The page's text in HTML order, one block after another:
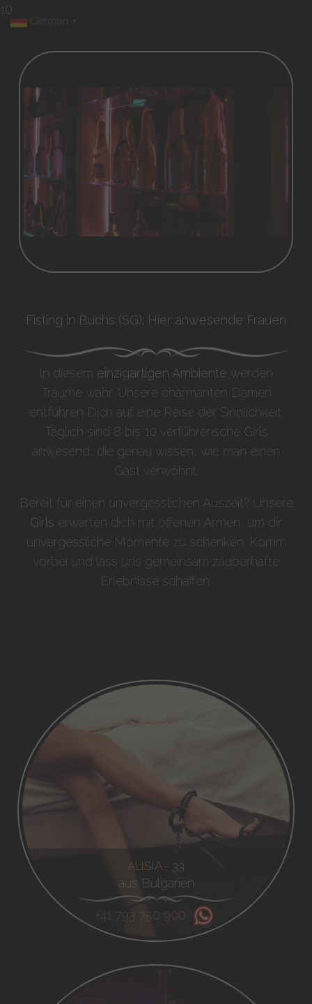
10
Fisting in Buchs (SG): Hier anwesende Frauen
In diesem einzigartigen Ambiente werden
Träume wahr. Unsere charmanten Damen
entführen Dich auf eine Reise der Sinnlichkeit.
Täglich sind 8 bis 10 verführerische Girls
anwesend, die genau wissen, wie man einen
Gast verwöhnt.
Bereit für einen unvergesslichen Auszeit? Unsere
Girls erwarten dich mit offenen Armen, um dir
unvergessliche Momente zu schenken. Komm
vorbei und lass uns gemeinsam zauberhafte
Erlebnisse schaffen.
ALISIA - 33
aus Bulgarien
+41 793 750 900
German